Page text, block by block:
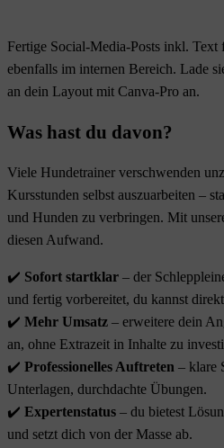
Fertige Social-Media-Posts inkl.
ebenfalls im internen Bereich. Lade
an dein Layout mit Canva-Pro an.
Was hast du davon?
Viele Hundetrainer verschwenden
Kursstunden selbst auszuarbeiten –
und Hunden zu verbringen. Mit
diesen Aufwand.
✔️ Sofort startklar – der
und fertig vorbereitet, du kannst
✔️ Mehr Umsatz – erweitere dein
an, ohne Extrazeit in Inhalte zu
✔️ Professionelles Auftreten – klare
Unterlagen, durchdachte Übungen.
✔️ Expertenstatus – du bietest
und setzt dich von der Masse ab.